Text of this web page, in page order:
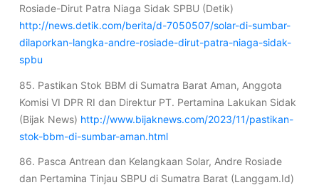
Rosiade-Dirut Patra Niaga Sidak SPBU (Detik)
http://news.detik.com/berita/d-7050507/solar-di-sumbar-
dilaporkan-langka-andre-rosiade-dirut-patra-niaga-sidak-
spbu
85. Pastikan Stok BBM di Sumatra Barat Aman, Anggota
Komisi VI DPR RI dan Direktur PT. Pertamina Lakukan Sidak
(Bijak News) http://www.bijaknews.com/2023/11/pastikan-
stok-bbm-di-sumbar-aman.html
86. Pasca Antrean dan Kelangkaan Solar, Andre Rosiade
dan Pertamina Tinjau SBPU di Sumatra Barat (Langgam.Id)